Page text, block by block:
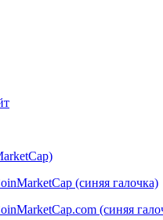
(синяя галочка)
(синяя